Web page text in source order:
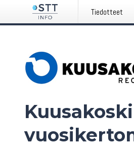
Tiedotteet